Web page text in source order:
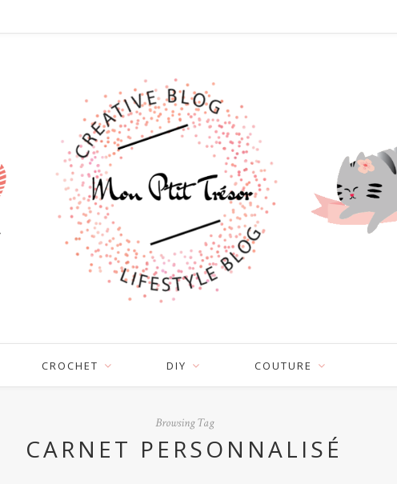
CROCHET DIY COUTURE
Browsing Tag
CARNET PERSONNALISÉ